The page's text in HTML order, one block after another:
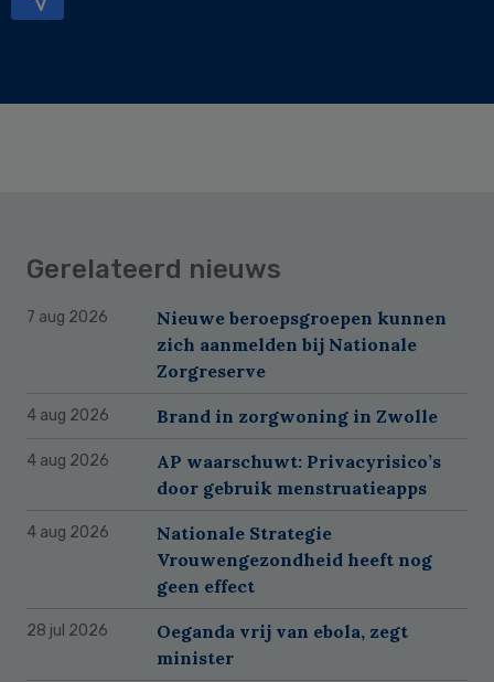
Gerelateerd nieuws
7 aug 2026
Nieuwe beroepsgroepen kunnen
zich aanmelden bij Nationale
Zorgreserve
4 aug 2026 Brand in zorgwoning in Zwolle
4 aug 2026
AP waarschuwt: Privacyrisico’s
door gebruik menstruatieapps
4 aug 2026
Nationale Strategie
Vrouwengezondheid heeft nog
geen effect
28 jul 2026
Oeganda vrij van ebola, zegt
minister